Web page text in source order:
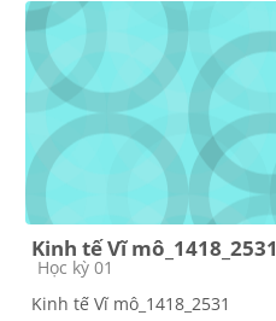
Kinh tế Vĩ mô_1418_2531
Course category
Học kỳ 01
Kinh tế Vĩ mô_1418_2531